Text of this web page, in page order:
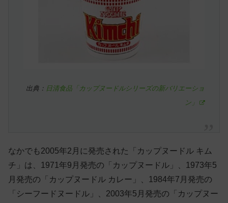
出典： 日清食品「カップヌードルシリーズの新バリエーショ
ン」
なかでも2005年2月に発売された「カップヌードル キム
チ」は、1971年9月発売の「カップヌードル」、1973年5
月発売の「カップヌードル カレー」、1984年7月発売の
「シーフードヌードル」、2003年5月発売の「カップヌー